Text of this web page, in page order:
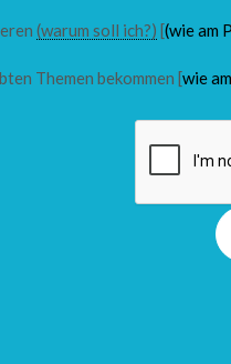
(warum soll ich?) [(wie am
Themen bekommen [wie